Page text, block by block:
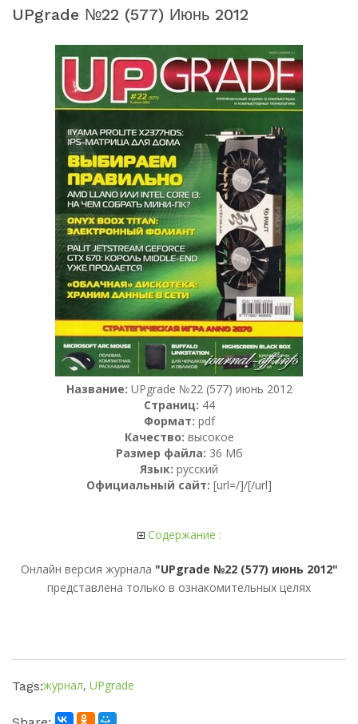
UPgrade №22 (577) Июнь 2012
Название: UPgrade №22 (577) июнь 2012
Страниц: 44
Формат: pdf
Качество: высокое
Размер файла: 36 Мб
Язык: русский
Официальный сайт: [url=/]/[/url]
Содержание :
Онлайн версия журнала "UPgrade №22 (577) июнь 2012"
представлена только в ознакомительных целях
Tags:журнал, UPgrade